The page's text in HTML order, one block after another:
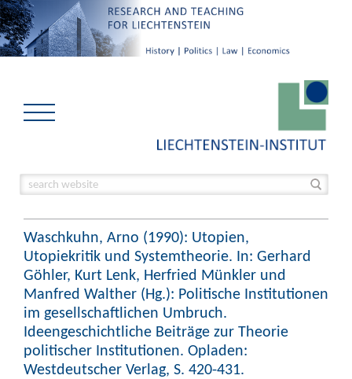
Waschkuhn, Arno (1990): Utopien,
Utopiekritik und Systemtheorie. In: Gerhard
Göhler, Kurt Lenk, Herfried Münkler und
Manfred Walther (Hg.): Politische Institutionen
im gesellschaftlichen Umbruch.
Ideengeschichtliche Beiträge zur Theorie
politischer Institutionen. Opladen:
Westdeutscher Verlag, S. 420-431.